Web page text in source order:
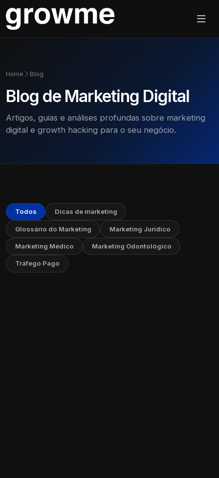
Home Blog
Blog de Marketing Digital
Artigos, guias e análises profundas sobre marketing
digital e growth hacking para o seu negócio.
Todos Dicas de marketing
Glossário do Marketing Marketing Jurídico
Marketing Médico Marketing Odontológico
Tráfego Pago